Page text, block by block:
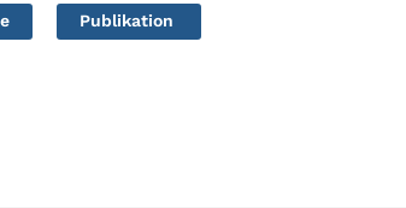
Publikation